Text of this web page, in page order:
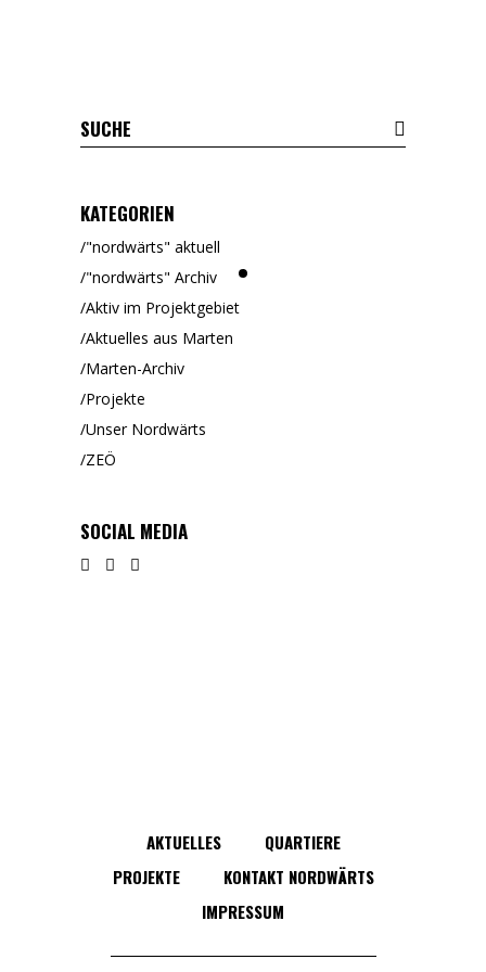
KATEGORIEN
"nordwärts" aktuell
"nordwärts" Archiv
Aktiv im Projektgebiet
Aktuelles aus Marten
Marten-Archiv
Projekte
Unser Nordwärts
ZEÖ
SOCIAL MEDIA
AKTUELLES
QUARTIERE
PROJEKTE
KONTAKT NORDWÄRTS
IMPRESSUM